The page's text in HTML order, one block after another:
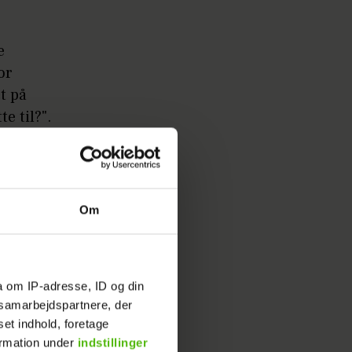
Om
om IP-adresse, ID og din
der
indhold, foretage
under indstillinger
på
til?".
i
Mit
jeg